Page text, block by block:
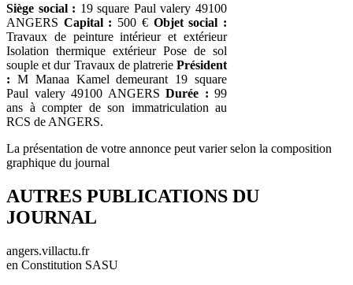
Siège social : 19 square Paul valery 49100
ANGERS Capital : 500 € Objet social :
Travaux de peinture intérieur et extérieur
Isolation thermique extérieur Pose de sol
souple et dur Travaux de platrerie Président
: M Manaa Kamel demeurant 19 square
Paul valery 49100 ANGERS Durée : 99
ans à compter de son immatriculation au
RCS de ANGERS.
La présentation de votre annonce peut varier selon la composition
graphique du journal
AUTRES PUBLICATIONS DU
JOURNAL
angers.villactu.fr
en Constitution SASU